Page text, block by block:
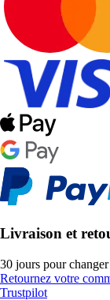
Livraison et
30 jours pour
Retournez votre
Trustpilot